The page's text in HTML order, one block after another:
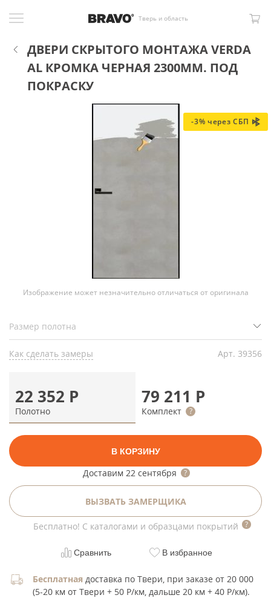
Тверь и область
ДВЕРИ СКРЫТОГО МОНТАЖА VERDA
AL КРОМКА ЧЕРНАЯ 2300ММ. ПОД
ПОКРАСКУ
-3% через СБП
Изображение может незначительно отличаться от оригинала
Как сделать замеры Арт. 39356
22 352 Р
Полотно
79 211 Р
Комплект
В КОРЗИНУ
Доставим 22 сентября
ВЫЗВАТЬ ЗАМЕРЩИКА
Бесплатно! С каталогами и образцами покрытий
Сравнить В избранное
Бесплатная доставка по Твери, при заказе от 20 000
(5-20 км от Твери + 50 Р/км, дальше 20 км + 40 Р/км).